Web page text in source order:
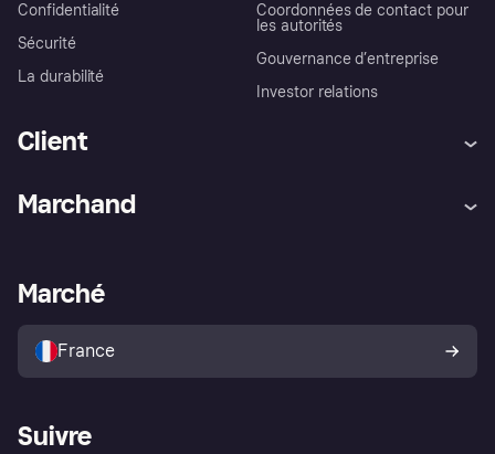
Confidentialité
Sécurité
La durabilité
Coordonnées de contact pour
les autorités
Gouvernance d’entreprise
Investor relations
Client
Explorez les magasins
Politique de protection de
l’acheteur Klarna
Marchand
Portail Marchand
Marché
France
Suivre